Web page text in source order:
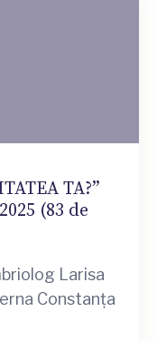
TA?”
(83 de
Larisa
Constanța